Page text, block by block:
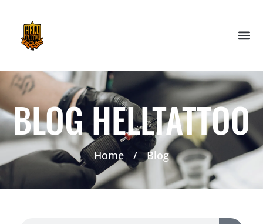
BLOG HELLTATTOO
Home / Blog